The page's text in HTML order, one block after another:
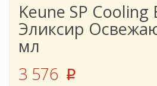
Keune SP Cooling
Эликсир
мл
3 576 p